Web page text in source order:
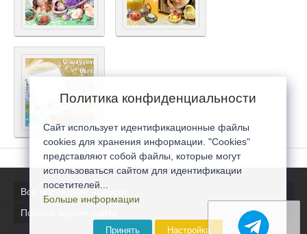
Все последние новости
Полная версия сайта
Политика конфиденциальности
Сайт использует идентификационные файлы
cookies для хранения информации. "Cookies"
представляют собой файлы, которые могут
использоваться сайтом для идентификации
посетителей...
Больше информации
Принять Настройка